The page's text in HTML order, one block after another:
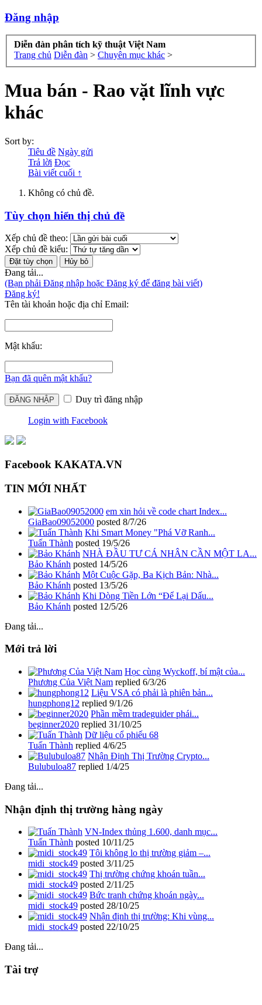
Đăng nhập
Diễn đàn phân tích kỹ thuật Việt Nam
Trang chủ Diễn đàn > Chuyên mục khác >
Mua bán - Rao vặt lĩnh vực
khác
Sort by:
Tiêu đề Ngày gửi
Trả lời Đọc
Bài viết cuối ↑
Không có chủ đề.
Tùy chọn hiển thị chủ đề
Xếp chủ đề theo:
Xếp chủ đề kiểu:
Đang tải...
(Bạn phải Đăng nhập hoặc Đăng ký để đăng bài viết)
Đăng ký!
Tên tài khoản hoặc địa chỉ Email:
Mật khẩu:
Bạn đã quên mật khẩu?
Duy trì đăng nhập
Login with Facebook
Facebook KAKATA.VN
TIN MỚI NHẤT
em xin hỏi về code chart Index...
GiaBao09052000 posted 8/7/26
Khi Smart Money "Phá Vỡ Ranh...
Tuấn Thành posted 19/5/26
NHÀ ĐẦU TƯ CÁ NHÂN CẦN MỘT LA...
Bảo Khánh posted 14/5/26
Một Cuộc Gặp, Ba Kịch Bản: Nhà...
Bảo Khánh posted 13/5/26
Khi Dòng Tiền Lớn “Để Lại Dấu...
Bảo Khánh posted 12/5/26
Đang tải...
Mới trả lời
Học cùng Wyckoff, bí mật của...
Phương Của Việt Nam replied 6/3/26
Liệu VSA có phải là phiên bản...
hungphong12 replied 9/1/26
Phần mềm tradeguider phái...
beginner2020 replied 31/10/25
Dữ liệu cổ phiếu 68
Tuấn Thành replied 4/6/25
Nhận Định Thị Trường Crypto...
Bulubuloa87 replied 1/4/25
Đang tải...
Nhận định thị trường hàng ngày
VN-Index thủng 1.600, danh mục...
Tuấn Thành posted 10/11/25
Tôi không lo thị trường giảm –...
midi_stock49 posted 3/11/25
Thị trường chứng khoán tuần...
midi_stock49 posted 2/11/25
Bức tranh chứng khoán ngày...
midi_stock49 posted 28/10/25
Nhận định thị trường: Khi vùng...
midi_stock49 posted 22/10/25
Đang tải...
Tài trợ